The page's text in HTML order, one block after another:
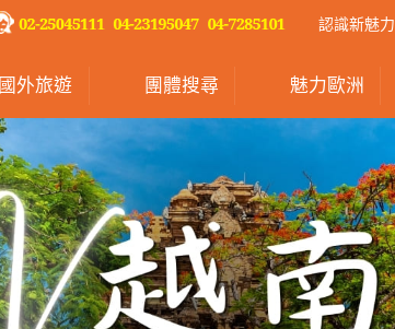
國外旅遊 團體搜尋 魅力歐洲
認識新魅力